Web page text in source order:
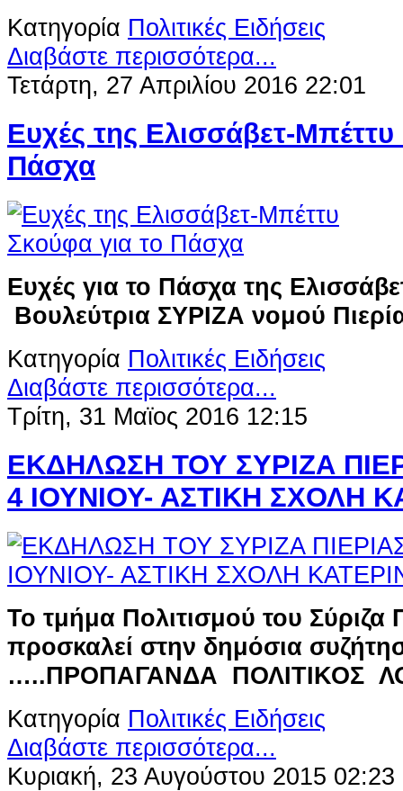
Κατηγορία Πολιτικές Ειδήσεις
Διαβάστε περισσότερα...
Τετάρτη, 27 Απριλίου 2016 22:01
Ευχές της Ελισσάβετ-
Πάσχα
Ευχές για το Πάσχα της
Βουλεύτρια ΣΥΡΙΖΑ νομού
Κατηγορία Πολιτικές Ειδήσεις
Διαβάστε περισσότερα...
Τρίτη, 31 Μαϊος 2016 12:15
ΕΚΔΗΛΩΣΗ ΤΟΥ ΣΥΡΙΖΑ
4 ΙΟΥΝΙΟΥ- ΑΣΤΙΚΗ ΣΧΟΛΗ
Το τμήμα Πολιτισμού του Σύριζα
προσκαλεί στην δημόσια
…..ΠΡΟΠΑΓΑΝΔΑ
Κατηγορία Πολιτικές Ειδήσεις
Διαβάστε περισσότερα...
Κυριακή, 23 Αυγούστου 2015 02:23